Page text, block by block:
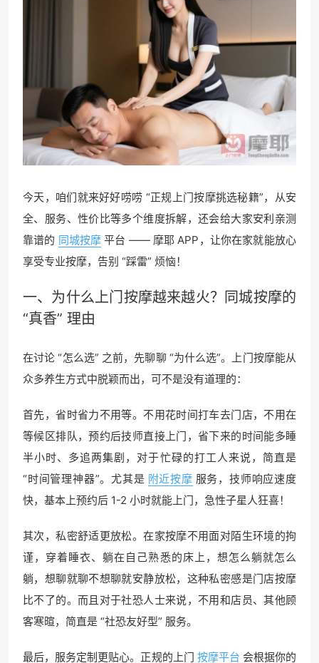
今天，咱们就来好好唠唠 “正规上门按摩挑选秘籍”，从安
全、服务、性价比等多个维度拆解，还会给大家安利亲测
靠谱的 同城按摩 平台 —— 摩耶 APP，让你在家就能放心
享受专业按摩，告别 “踩雷” 烦恼！
一、为什么上门按摩越来越火？同城按摩的
“真香” 理由
在讨论 “怎么选” 之前，先聊聊 “为什么选”。上门按摩能从
众多养生方式中脱颖而出，可不是没有道理的：
首先，省时省力不用等。不用花时间打车去门店，不用在
等候区排队，预约后技师直接上门，省下来的时间能多睡
半小时、多追两集剧，对于忙碌的打工人来说，简直是
“时间管理神器”。尤其是 附近按摩 服务，技师响应速度
快，基本上预约后 1-2 小时就能上门，急性子星人狂喜！
其次，私密舒适更放松。在家按摩不用面对陌生环境的拘
谨，穿着睡衣、躺在自己熟悉的床上，想怎么躺就怎么
躺，想聊就聊不想聊就安静放松，这种私密感是门店按摩
比不了的。而且对于社恐人士来说，不用和店员、其他顾
客寒暄，简直是 “社恐友好型” 服务。
最后，服务定制更贴心。正规的上门 按摩平台 会根据你的